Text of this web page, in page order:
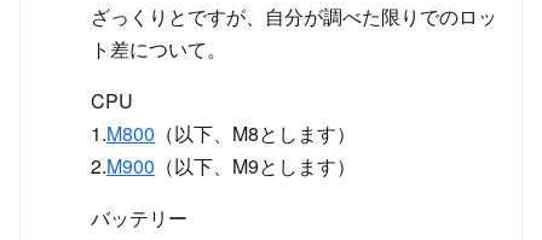
ざっくりとですが、自分が調べた限りでのロッ
ト差について。
CPU
1.M800 （以下、M8とします）
2.M900 （以下、M9とします）
バッテリー